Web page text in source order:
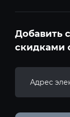
Добавить
скидками